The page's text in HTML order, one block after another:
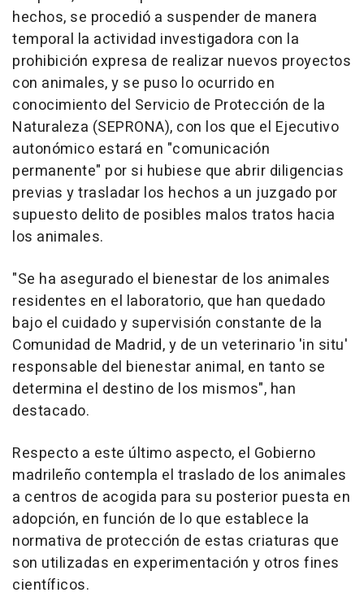
hechos, se procedió a suspender de manera
temporal la actividad investigadora con la
prohibición expresa de realizar nuevos proyectos
con animales, y se puso lo ocurrido en
conocimiento del Servicio de Protección de la
Naturaleza (SEPRONA), con los que el Ejecutivo
autonómico estará en "comunicación
permanente" por si hubiese que abrir diligencias
previas y trasladar los hechos a un juzgado por
supuesto delito de posibles malos tratos hacia
los animales.
"Se ha asegurado el bienestar de los animales
residentes en el laboratorio, que han quedado
bajo el cuidado y supervisión constante de la
Comunidad de Madrid, y de un veterinario 'in situ'
responsable del bienestar animal, en tanto se
determina el destino de los mismos", han
destacado.
Respecto a este último aspecto, el Gobierno
madrileño contempla el traslado de los animales
a centros de acogida para su posterior puesta en
adopción, en función de lo que establece la
normativa de protección de estas criaturas que
son utilizadas en experimentación y otros fines
científicos.